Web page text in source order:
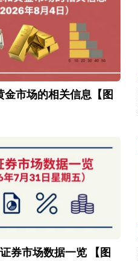
金市场的相关信息【图
券市场数据一览 【图